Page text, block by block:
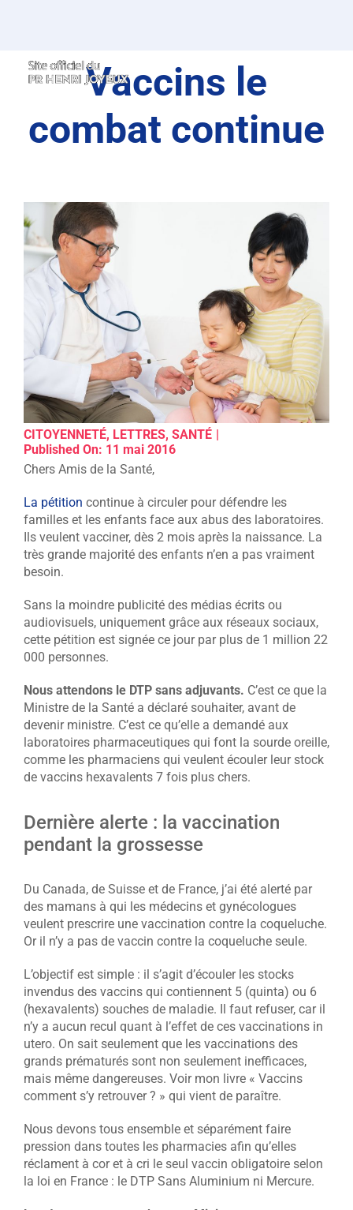
Vaccins le
combat continue
CITOYENNETÉ, LETTRES, SANTÉ
Published On: 11 mai 2016
Chers Amis de la Santé,
La pétition continue à circuler pour défendre les
familles et les enfants face aux abus des laboratoires.
Ils veulent vacciner, dès 2 mois après la naissance. La
très grande majorité des enfants n’en a pas vraiment
besoin.
Sans la moindre publicité des médias écrits ou
audiovisuels, uniquement grâce aux réseaux sociaux,
cette pétition est signée ce jour par plus de 1 million 22
000 personnes.
Nous attendons le DTP sans adjuvants. C’est ce que la
Ministre de la Santé a déclaré souhaiter, avant de
devenir ministre. C’est ce qu’elle a demandé aux
laboratoires pharmaceutiques qui font la sourde oreille,
comme les pharmaciens qui veulent écouler leur stock
de vaccins hexavalents 7 fois plus chers.
Dernière alerte : la vaccination
pendant la grossesse
Du Canada, de Suisse et de France, j’ai été alerté par
des mamans à qui les médecins et gynécologues
veulent prescrire une vaccination contre la coqueluche.
Or il n’y a pas de vaccin contre la coqueluche seule.
L’objectif est simple : il s’agit d’écouler les stocks
invendus des vaccins qui contiennent 5 (quinta) ou 6
(hexavalents) souches de maladie. Il faut refuser, car il
n’y a aucun recul quant à l’effet de ces vaccinations in
utero. On sait seulement que les vaccinations des
grands prématurés sont non seulement inefficaces,
mais même dangereuses. Voir mon livre « Vaccins
comment s’y retrouver ? » qui vient de paraître.
Nous devons tous ensemble et séparément faire
pression dans toutes les pharmacies afin qu’elles
réclament à cor et à cri le seul vaccin obligatoire selon
la loi en France : le DTP Sans Aluminium ni Mercure.